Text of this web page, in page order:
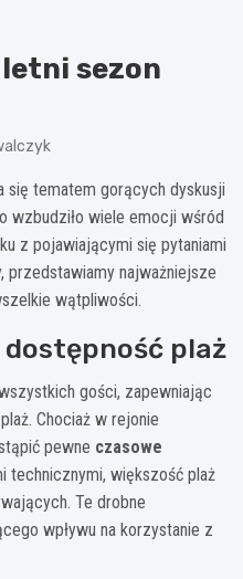
sezon
się tematem gorących dyskusji
wzbudziło wiele emocji wśród
z pojawiającymi się pytaniami
przedstawiamy najważniejsze
wątpliwości.
plaż
gości, zapewniając
Chociaż w rejonie
pewne czasowe
technicznymi, większość plaż
Te drobne
wpływu na korzystanie z